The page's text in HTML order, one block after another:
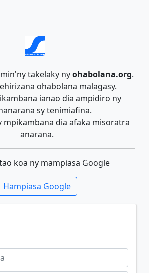
takelaky nyohabolana.org.
ohabolana malagasy.
ianao dia ampidiro ny
sy tenimiafina.
mpikambana dia afaka misoratra
anarana.
koa ny mampiasa Google
Hampiasa Google